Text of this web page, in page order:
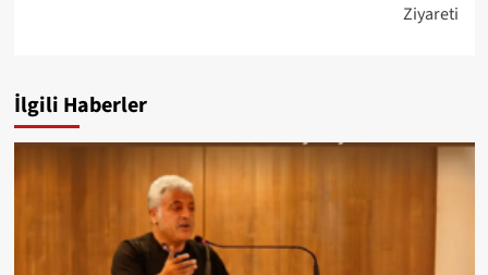
Ziyareti
İlgili Haberler